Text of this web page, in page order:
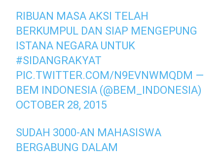
RIBUAN MASA AKSI TELAH
BERKUMPUL DAN SIAP MENGEPUNG
ISTANA NEGARA UNTUK
#SIDANGRAKYAT
PIC.TWITTER.COM/N9EVNWMQDM —
BEM INDONESIA (@BEM_INDONESIA)
OCTOBER 28, 2015
SUDAH 3000-AN MAHASISWA
BERGABUNG DALAM